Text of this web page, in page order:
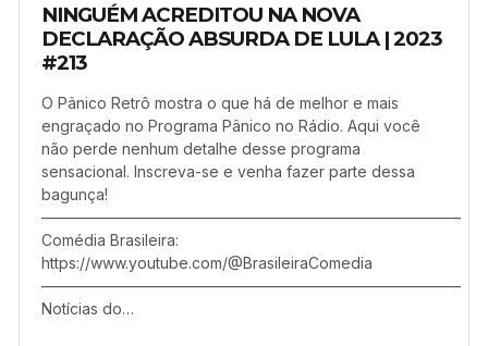
NINGUÉM ACREDITOU NA NOVA
DECLARAÇÃO ABSURDA DE LULA | 2023
#213
O Pânico Retrô mostra o que há de melhor e mais
engraçado no Programa Pânico no Rádio. Aqui você
não perde nenhum detalhe desse programa
sensacional. Inscreva-se e venha fazer parte dessa
bagunça!
–––––––––––––––––––––––––––––––––––––––––––––––––––––––
Comédia Brasileira:
https://www.youtube.com/@BrasileiraComedia
–––––––––––––––––––––––––––––––––––––––––––––––––––––––
Notícias do…